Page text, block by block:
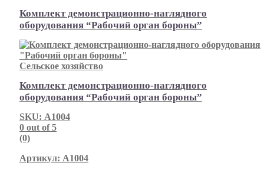
Комплект демонстрационно-наглядного
оборудования “Рабочий орган бороны”
Сельское хозяйство
Комплект демонстрационно-наглядного
оборудования “Рабочий орган бороны”
SKU: А1004
0 out of 5
(0)
Артикул: А1004